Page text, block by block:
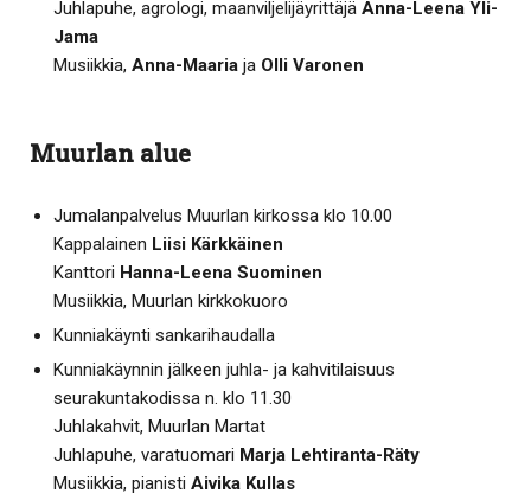
Juhlapuhe, agrologi, maanviljelijäyrittäjä Anna-Leena Yli-
Jama
Musiikkia, Anna-Maaria ja Olli Varonen
Muurlan alue
Jumalanpalvelus Muurlan kirkossa klo 10.00
Kappalainen Liisi Kärkkäinen
Kanttori Hanna-Leena Suominen
Musiikkia, Muurlan kirkkokuoro
Kunniakäynti sankarihaudalla
Kunniakäynnin jälkeen juhla- ja kahvitilaisuus
seurakuntakodissa n. klo 11.30
Juhlakahvit, Muurlan Martat
Juhlapuhe, varatuomari Marja Lehtiranta-Räty
Musiikkia, pianisti Aivika Kullas